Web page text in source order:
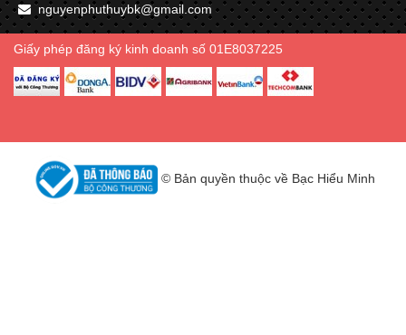
nguyenphuthuybk@gmail.com
Giấy phép đăng ký kinh doanh số 01E8037225
© Bản quyền thuộc về Bạc Hiểu Minh